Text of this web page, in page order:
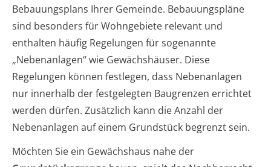
Bebauungsplans Ihrer Gemeinde. Bebauungspläne
sind besonders für Wohngebiete relevant und
enthalten häufig Regelungen für sogenannte
„Nebenanlagen“ wie Gewächshäuser. Diese
Regelungen können festlegen, dass Nebenanlagen
nur innerhalb der festgelegten Baugrenzen errichtet
werden dürfen. Zusätzlich kann die Anzahl der
Nebenanlagen auf einem Grundstück begrenzt sein.
Möchten Sie ein Gewächshaus nahe der